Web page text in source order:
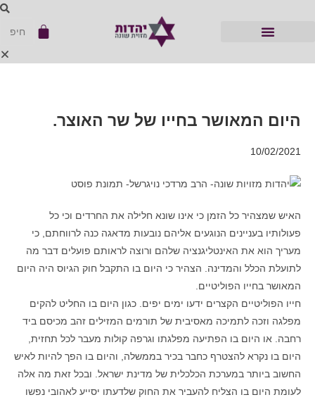
היום המאושר בחייו של שר האוצר.
10/02/2021
האיש שמצהיר כל הזמן כי אינו שונא חלילה את החרדים וכי כל
פעולותיו בעניינים הנוגעים אליהם נובעות מדאגה כנה לרווחתם, כי
מעריך הוא את האינטליגנציה שלהם ורוצה לראותם פועלים דבר מה
לתועלת הכלל והמדינה. הצהיר כי היום בו התקבל חוק הגיוס היה היום
המאושר בחייו הפוליטיים.
חייו הפוליטיים הקצרים ידעו ימים יפים. כגון היום בו החליט להקים
מפלגה וזכה לתמיכה מאסיבית של תורמים המזילים זהב מכיסם ביד
רחבה. או היום בו הפתיעה מפלגתו וגרפה קולות מעבר לכל תחזית,
היום בו נקרא להצטרף כחבר בכיר בממשלה, והיום בו הפך להיות לאיש
החשוב ביותר במערכת הכלכלית של מדינת ישראל. ובכל זאת מה אלה
לעומת היום בו הצליח להעביר את החוק שלדעתו יסייע לאהובי נפשו